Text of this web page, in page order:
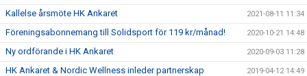
Kallelse årsmöte HK Ankaret 2021-08-11 11:34
Föreningsabonnemang till Solidsport för 119 kr/månad! 2020-10-21 14:48
Ny ordförande i HK Ankaret 2020-09-03 11:28
HK Ankaret & Nordic Wellness inleder partnerskap 2019-04-12 14:49